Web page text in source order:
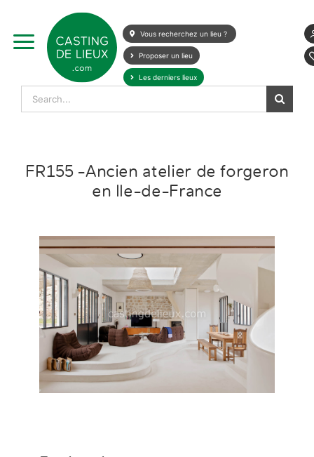
content
Vous recherchez un lieu ?
Proposer un lieu
Les derniers lieux
Search
for:
FR155 -Ancien atelier de forgeron
en Ile-de-France